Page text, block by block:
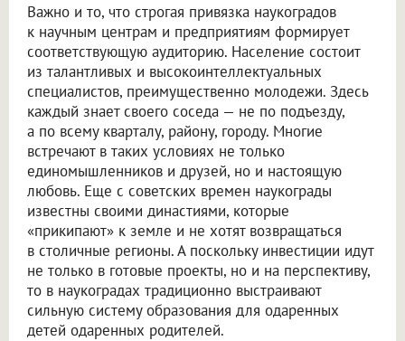
Важно и то, что строгая привязка наукоградов
к научным центрам и предприятиям формирует
соответствующую аудиторию. Население состоит
из талантливых и высокоинтеллектуальных
специалистов, преимущественно молодежи. Здесь
каждый знает своего соседа — не по подъезду,
а по всему кварталу, району, городу. Многие
встречают в таких условиях не только
единомышленников и друзей, но и настоящую
любовь. Еще с советских времен наукограды
известны своими династиями, которые
«прикипают» к земле и не хотят возвращаться
в столичные регионы. А поскольку инвестиции идут
не только в готовые проекты, но и на перспективу,
то в наукоградах традиционно выстраивают
сильную систему образования для одаренных
детей одаренных родителей.